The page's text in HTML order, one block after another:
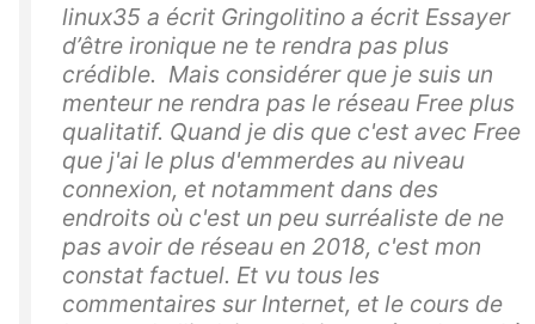
linux35 a écrit Gringolitino a écrit Essayer
d’être ironique ne te rendra pas plus
crédible. Mais considérer que je suis un
menteur ne rendra pas le réseau Free plus
qualitatif. Quand je dis que c'est avec Free
que j'ai le plus d'emmerdes au niveau
connexion, et notamment dans des
endroits où c'est un peu surréaliste de ne
pas avoir de réseau en 2018, c'est mon
constat factuel. Et vu tous les
commentaires sur Internet, et le cours de